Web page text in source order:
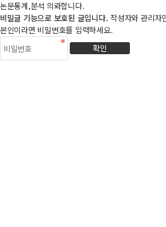
논문통계,분석 의롸합니다.
비밀글 기능으로 보호된 글입니다. 작성자와 관리자
본인이라면 비밀번호를 입력하세요.